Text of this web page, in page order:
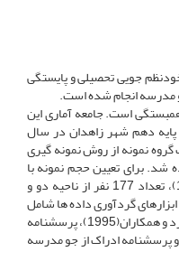
جویی تحصیلی و پایستگی
مدرسه انجام شده است.
است. جامعه آماری این
دهم شهر زاهدان در سال
انتخاب گروه نمونه از روش نمونه گیری
برای تعیین حجم نمونه با
استفاده جدول کرجسی و مورگان (1970)، تعداد 177 نفر از ناحیه دو و
ابزارهای گردآوری داده ها شامل
پرسشنامه ی خود نظم جویی تحصیلی بوفارد و همکاران(1995)، پرسشنامه
تحصیلی مارتین و مارش (2008) و پرسشنامه ادراک از جو مدرسه